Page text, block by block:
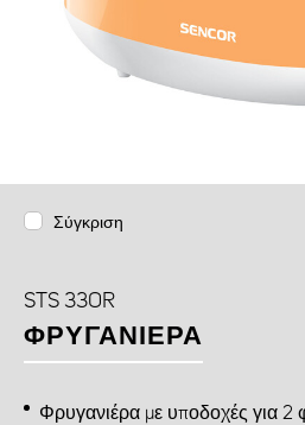
Σύγκριση
STS 33OR
ΦΡΥΓΑΝΙΈΡΑ
Φρυγανιέρα με υποδοχές για 2